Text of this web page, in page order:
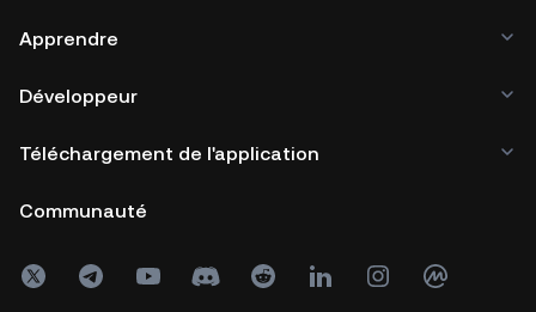
Apprendre
Développeur
Téléchargement de l'application
Communauté